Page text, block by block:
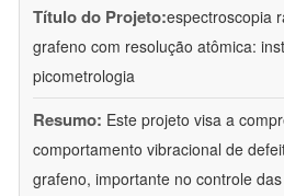
Título do Projeto:espectroscopia
grafeno com resolução atômica:
picometrologia
Resumo: Este projeto visa a
comportamento vibracional de
grafeno, importante no controle